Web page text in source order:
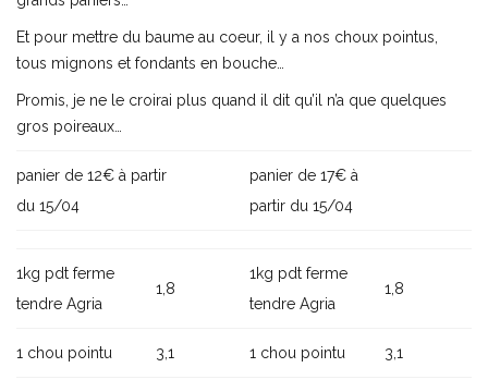
Et pour mettre du baume au coeur, il y a nos choux pointus,
tous mignons et fondants en bouche…
Promis, je ne le croirai plus quand il dit qu’il n’a que quelques
gros poireaux…
panier de 12€ à partir
du 15/04
panier de 17€ à
partir du 15/04
1kg pdt ferme
tendre Agria
1,8
1kg pdt ferme
tendre Agria
1,8
1 chou pointu 3,1 1 chou pointu 3,1